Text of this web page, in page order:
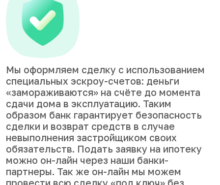
Мы оформляем сделку с использованием
специальных эскроу-счетов: деньги
«замораживаются» на счёте до момента
сдачи дома в эксплуатацию. Таким
образом банк гарантирует безопасность
сделки и возврат средств в случае
невыполнения застройщиком своих
обязательств. Подать заявку на ипотеку
можно он-лайн через наши банки-
партнеры. Так же он-лайн мы можем